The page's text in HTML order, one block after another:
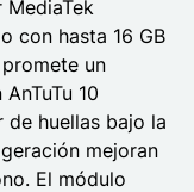
con hasta 16 GB
un
10
de huellas bajo la
mejoran
El módulo